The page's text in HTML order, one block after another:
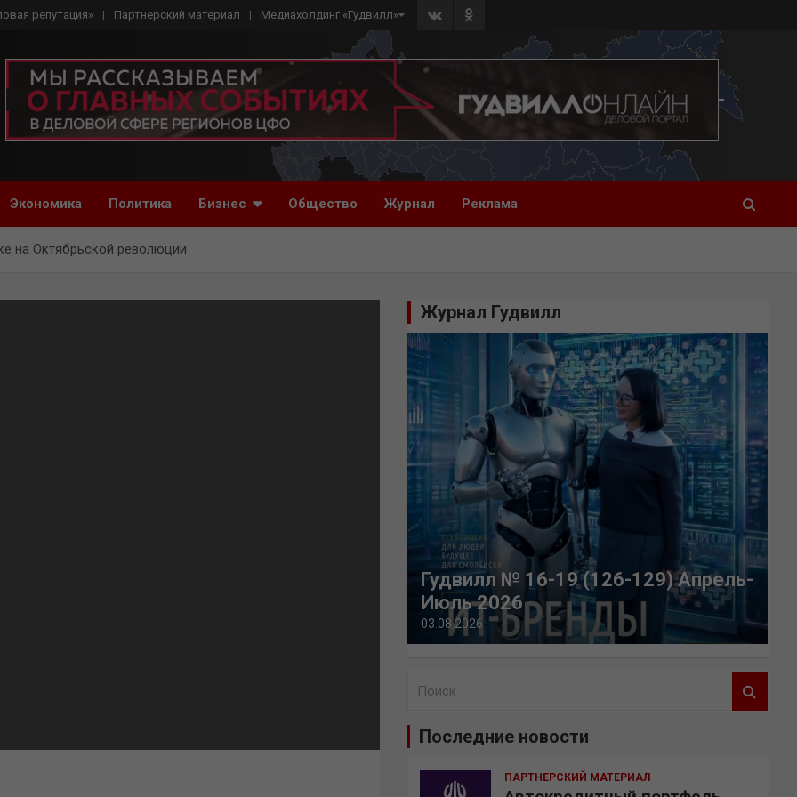
репутация» Партнерский материал Медиахолдинг «Гудвилл»
Экономика Политика Бизнес Общество Журнал Реклама
на Октябрьской революции
Журнал Гудвилл
Гудвилл № 16-19 (126-129) Апрель-
Июль 2026
03.08.2026
Последние новости
ПАРТНЕРСКИЙ МАТЕРИАЛ